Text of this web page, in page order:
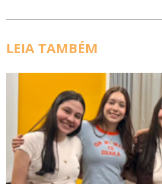
LEIA TAMBÉM